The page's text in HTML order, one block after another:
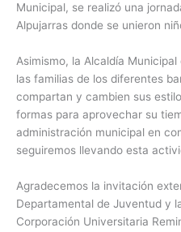
Municipal, se realizó una
Alpujarras donde se unieron
Asimismo, la Alcaldía
las familias de los diferentes
compartan y cambien sus
formas para aprovechar su
administración municipal en
seguiremos llevando esta
Agradecemos la invitación
Departamental de Juventud y
Corporación Universitaria